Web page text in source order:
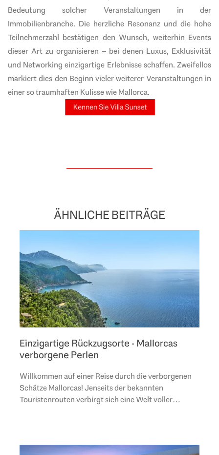
Bedeutung solcher Veranstaltungen in der
Immobilienbranche. Die herzliche Resonanz und die hohe
Teilnehmerzahl bestätigen den Wunsch, weiterhin Events
dieser Art zu organisieren – bei denen Luxus, Exklusivität
und Networking einzigartige Erlebnisse schaffen. Zweifellos
markiert dies den Beginn vieler weiterer Veranstaltungen in
einer so traumhaften Kulisse wie Mallorca.
ÄHNLICHE BEITRÄGE
Einzigartige Rückzugsorte - Mallorcas
verborgene Perlen
Willkommen auf einer Reise durch die verborgenen
Schätze Mallorcas! Jenseits der bekannten
Touristenrouten verbirgt sich eine Welt voller